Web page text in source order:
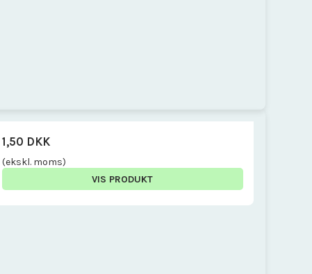
1,50 DKK
(ekskl. moms)
VIS PRODUKT